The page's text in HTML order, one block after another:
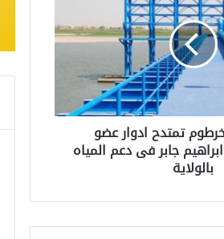
تمتدح ادوار عضو
جابر فى دعم المياه
بالولاية